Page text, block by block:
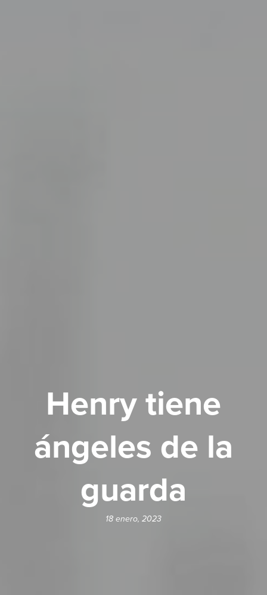
Henry tiene
ángeles de la
guarda
18 enero, 2023